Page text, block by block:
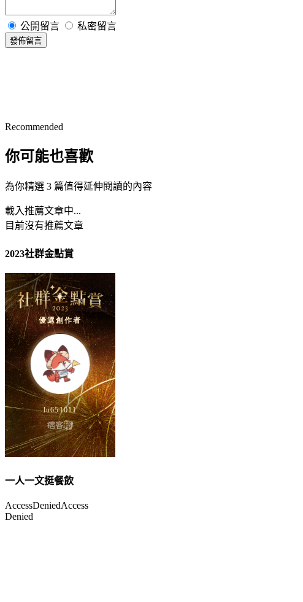
公開留言 私密留言
發佈留言
Recommended
你可能也喜歡
為你精選 3 篇值得延伸閱讀的內容
載入推薦文章中...
目前沒有推薦文章
2023社群金點賞
一人一文挺餐飲